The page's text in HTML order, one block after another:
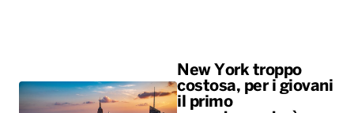
New York troppo
costosa, per i giovani
il primo